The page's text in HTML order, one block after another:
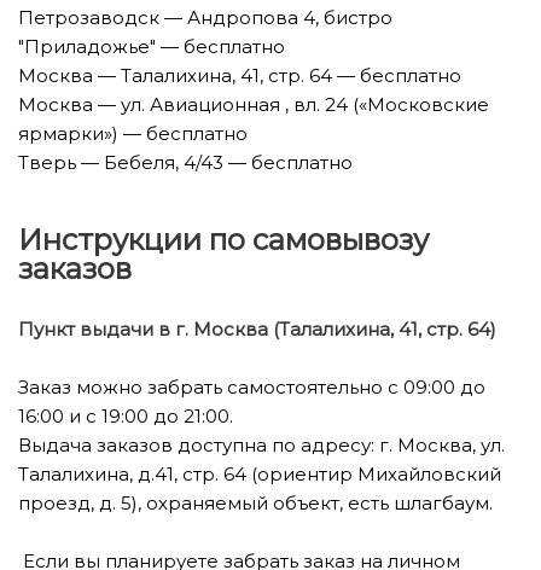
Петрозаводск — Андропова 4, бистро
"Приладожье" — бесплатно
Москва — Талалихина, 41, стр. 64 — бесплатно
Москва — ул. Авиационная , вл. 24 («Московские
ярмарки») — бесплатно
Тверь — Бебеля, 4/43 — бесплатно
Инструкции по самовывозу
заказов
Пункт выдачи в г. Москва (Талалихина, 41, стр. 64)
Заказ можно забрать самостоятельно с 09:00 до
16:00 и с 19:00 до 21:00.
Выдача заказов доступна по адресу: г. Москва, ул.
Талалихина, д.41, стр. 64 (ориентир Михайловский
проезд, д. 5), охраняемый объект, есть шлагбаум.
Если вы планируете забрать заказ на личном